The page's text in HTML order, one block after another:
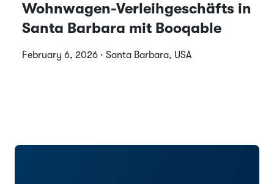
Wohnwagen-Verleihgeschäfts in
Santa Barbara mit Booqable
February 6, 2026 · Santa Barbara, USA